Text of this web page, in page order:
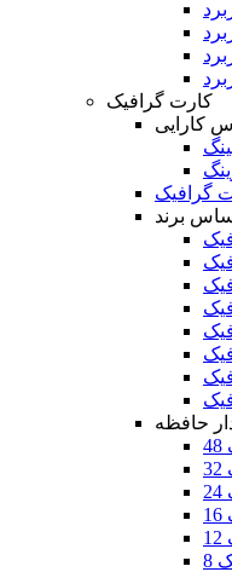
کارت گرافیک
کارایی
گرافیک
برند
حافظه